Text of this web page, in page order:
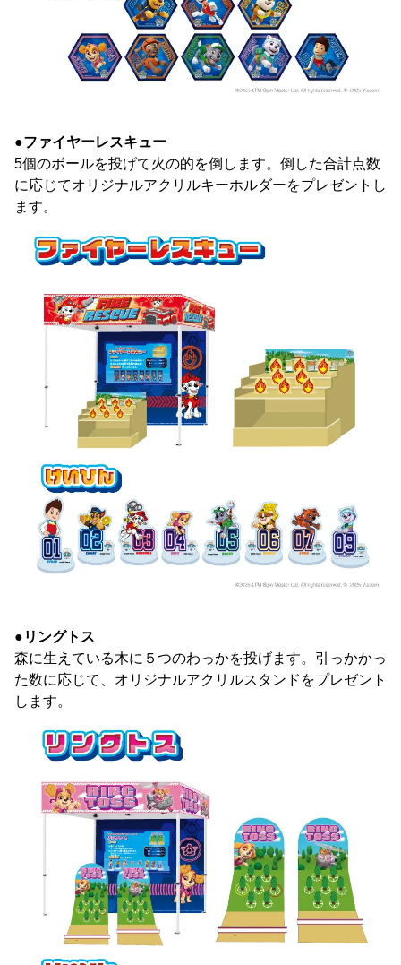
●ファイヤーレスキュー
5個のボールを投げて火の的を倒します。倒した合計点数
に応じてオリジナルアクリルキーホルダーをプレゼントし
ます。
●リングトス
森に生えている木に５つのわっかを投げます。引っかかっ
た数に応じて、オリジナルアクリルスタンドをプレゼント
します。